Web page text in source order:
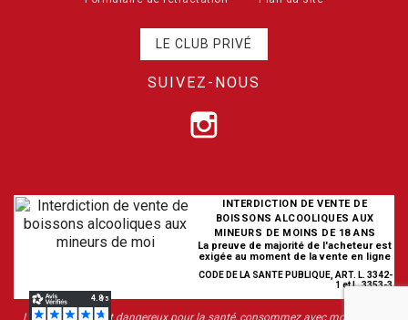
LE CLUB PRIVÉ
SUIVEZ-NOUS
INTERDICTION DE VENTE DE
BOISSONS ALCOOLIQUES AUX
MINEURS DE MOINS DE 18 ANS
La preuve de majorité de l'acheteur est
exigée au moment de la vente en ligne
CODE DE LA SANTE PUBLIQUE, ART. L. 3342-
1 et L. 3353-3
L’abus d’alcool est dangereux pour la santé, consommez avec modération